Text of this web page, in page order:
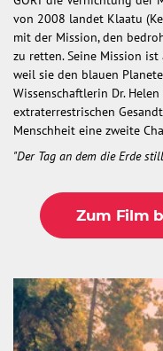
von 2008 landet Klaatu
mit der Mission, den
zu retten. Seine Mission
weil sie den blauen
Wissenschaftlerin Dr.
extraterrestrischen
Menschheit eine zweite
"Der Tag an dem die Erde
Zum Film